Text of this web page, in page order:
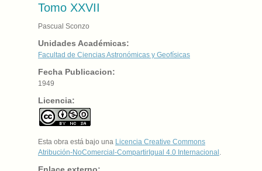
Tomo XXVII
Pascual Sconzo
Unidades Académicas:
Facultad de Ciencias Astronómicas y Geofísicas
Fecha Publicacion:
1949
Licencia:
Esta obra está bajo una Licencia Creative Commons
Atribución-NoComercial-CompartirIgual 4.0 Internacional
Enlace externo: